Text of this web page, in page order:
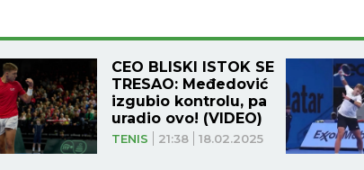
TENIS 21:38 18.02.2025
CEO BLISKI ISTOK SE
TRESAO: Međedović
izgubio kontrolu, pa
uradio ovo! (VIDEO)